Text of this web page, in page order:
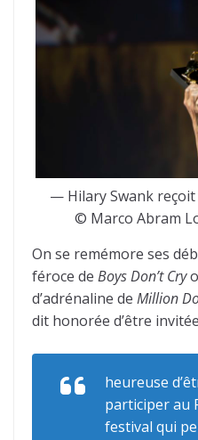
— Hilary Swank reçoit
© Marco Abram
On se remémore ses
féroce de Boys Don’t Cry
d’adrénaline de Million
dit honorée d’être
heureuse
participer au
festival qui